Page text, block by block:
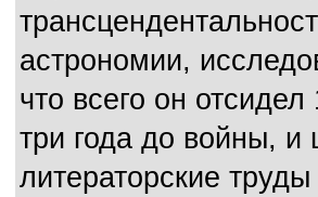
астрономии,
что всего он
три года до войны, и
литераторские